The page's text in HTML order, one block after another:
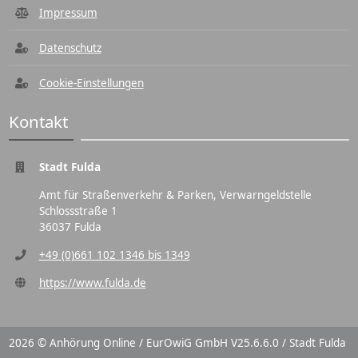
Impressum
Datenschutz
Cookie-Einstellungen
Kontakt
Stadt Fulda
Amt für Straßenverkehr & Parken, Verwarngeldstelle
Schlossstraße 1
36037 Fulda
+49 (0)661 102 1346 bis 1349
https://www.fulda.de
2026 © Anhörung Online / EurOwiG GmbH V25.6.6.0 / Stadt Fulda